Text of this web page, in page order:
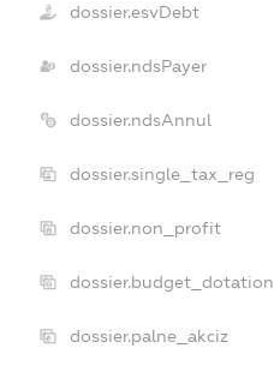
dossier.esvDebt
dossier.ndsPayer
dossier.ndsAnnul
dossier.single_tax_reg
dossier.non_profit
dossier.budget_dotation
dossier.palne_akciz